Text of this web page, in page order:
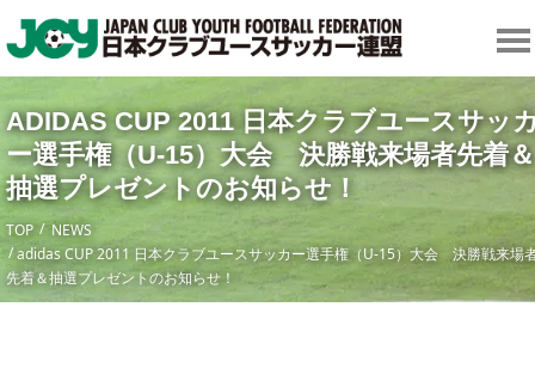
ADIDAS CUP 2011 日本クラブユースサッ
ー選手権（U-15）大会 決勝戦来場者先着＆
抽選プレゼントのお知らせ！
TOP
NEWS
adidas CUP 2011 日本クラブユースサッカー選手権（U-15）大会 決勝戦来場
先着＆抽選プレゼントのお知らせ！